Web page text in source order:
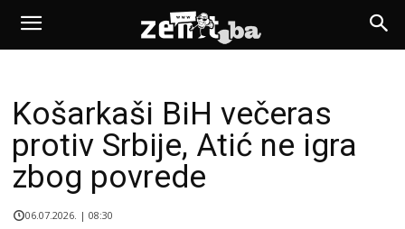
Košarkaši BiH večeras
protiv Srbije, Atić ne igra
zbog povrede
06.07.2026. | 08:30